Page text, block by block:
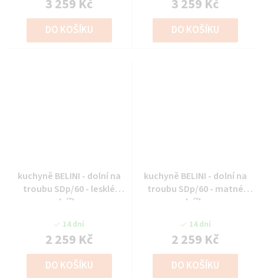
3 259 Kč
DO KOŠÍKU
3 259 Kč
DO KOŠÍKU
kuchyně BELINI - dolní na
troubu SDp/60 - lesklé
dvířka
14 dní
2 259 Kč
DO KOŠÍKU
kuchyně BELINI - dolní na
troubu SDp/60 - matné
dvířka
14 dní
2 259 Kč
DO KOŠÍKU